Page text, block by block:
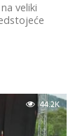
veliki
44.2K